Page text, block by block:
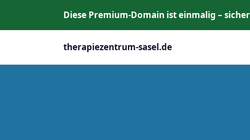
Diese Premium‑Domain ist einmalig –
therapiezentrum-sasel.de